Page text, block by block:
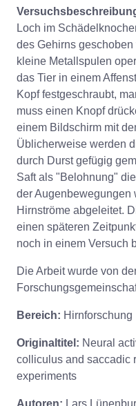
Loch im
des Gehirns
kleine Metallspulen
das Tier in einem
Kopf festgeschraubt,
muss einen Knopf
einem Bildschirm mit
Üblicherweise werden
durch Durst gefügig
Saft als "Belohnung"
der Augenbewegungen
Hirnströme abgeleitet.
einen späteren
noch in einem Versuch
Die Arbeit wurde von
Bereich: Hirnforschung
Originaltitel: Neural
colliculus and saccadic
experiments
Autoren: Lars